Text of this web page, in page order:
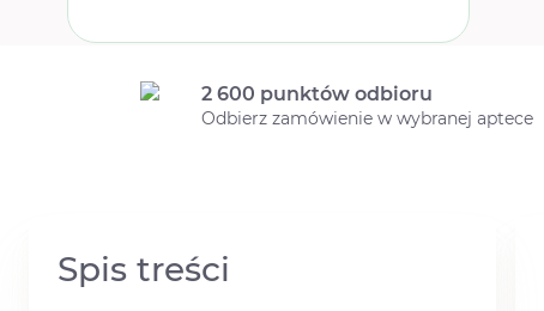
2 600 punktów odbioru
Odbierz zamówienie w wybranej aptece
Spis treści